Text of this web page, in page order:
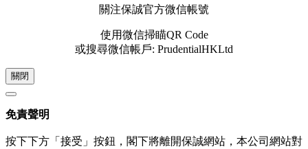
關注保誠官方微信帳號
使用微信掃瞄QR Code
或搜尋微信帳戶: PrudentialHKLtd
關閉
免責聲明
按下下方「接受」按鈕，閣下將離開保誠網站，本公司網站對